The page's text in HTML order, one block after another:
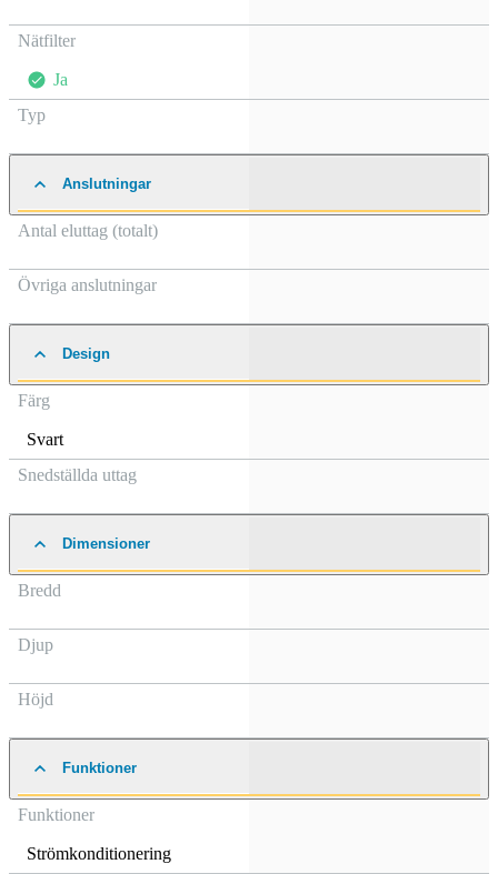
Nätfilter
Ja
Typ
Anslutningar
Antal eluttag (totalt)
Övriga anslutningar
Design
Färg
Svart
Snedställda uttag
Dimensioner
Bredd
Djup
Höjd
Funktioner
Funktioner
Strömkonditionering